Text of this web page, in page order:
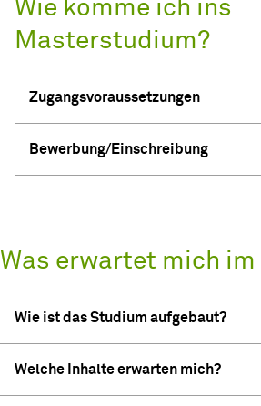
Wie komme ich ins
Masterstudium?
Zugangsvoraussetzungen
Bewerbung/Einschreibung
Was erwartet mich
Wie ist das Studium aufgebaut?
Welche Inhalte erwarten mich?